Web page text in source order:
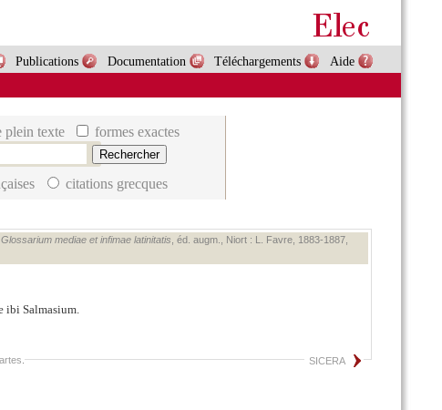
Aide
Téléchargements
Documentation
Publications
plein texte formes exactes
citations grecques
Glossarium mediae et infimae latinitatis , éd. augm., Niort : L. Favre, 1883‑1887,
ibi Salmasium.
SICERA